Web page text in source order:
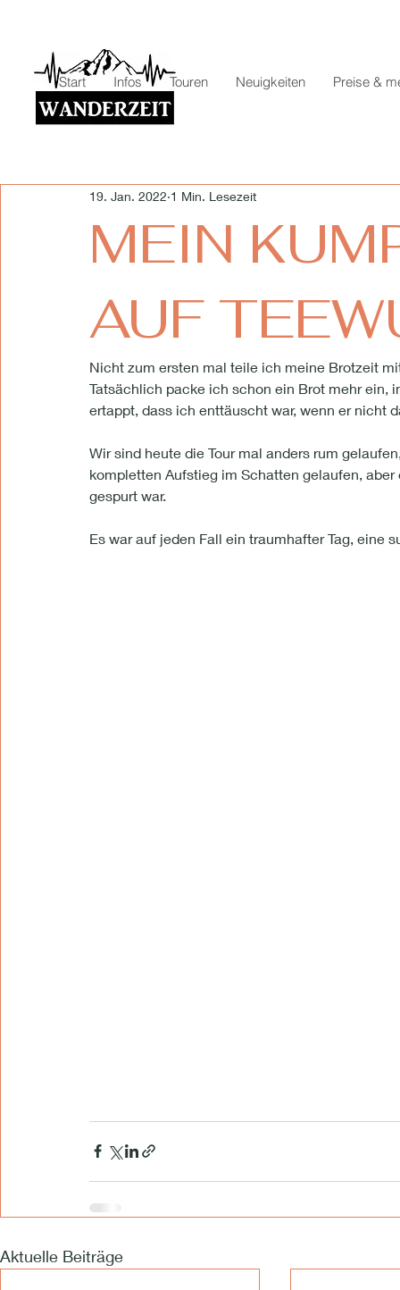
Start Infos Touren Neuigkeiten Preise &
MEIN
AUF
19. Jan. 2022 1 Min. Lesezeit
Nicht zum ersten mal teile ich meine Brotzeit
Tatsächlich packe ich schon ein Brot mehr ein,
ertappt, dass ich enttäuscht war, wenn er nicht
Wir sind heute die Tour mal anders rum
kompletten Aufstieg im Schatten gelaufen,
gespurt war.
Es war auf jeden Fall ein traumhafter Tag, eine
Aktuelle Beiträge